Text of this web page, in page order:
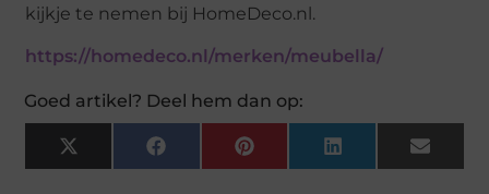
kijkje te nemen bij HomeDeco.nl.
https://homedeco.nl/merken/meubella/
Goed artikel? Deel hem dan op:
X
(Twitter)
FacebookPinterestLinkedInEmail